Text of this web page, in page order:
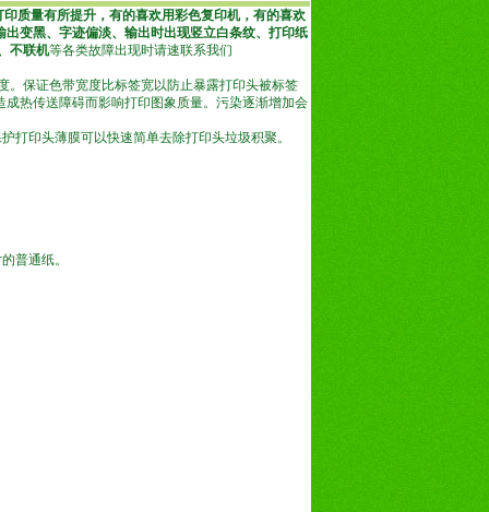
质量有所提升，有的喜欢用彩色复印机，有的喜欢
变黑、字迹偏淡、输出时出现竖立白条纹、打印纸
不联机等各类故障出现时请速联系我们
。保证色带宽度比标签宽以防止暴露打印头被标签
热传送障碍而影响打印图象质量。污染逐渐增加会
打印头薄膜可以快速简单去除打印头垃圾积聚。
普通纸。